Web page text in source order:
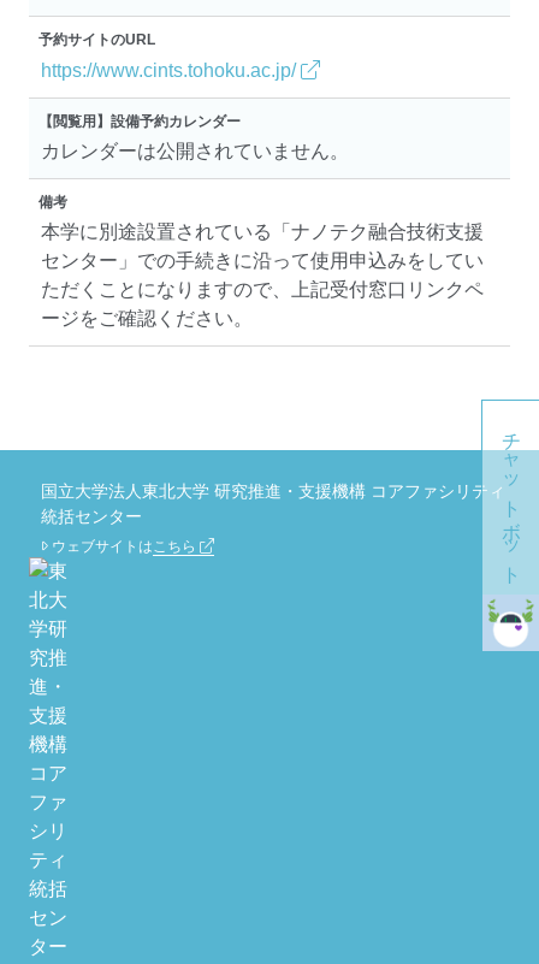
予約サイトのURL
https://www.cints.tohoku.ac.jp/
【閲覧用】設備予約カレンダー
カレンダーは公開されていません。
備考
本学に別途設置されている「ナノテク融合技術支援
センター」での手続きに沿って使用申込みをしてい
ただくことになりますので、上記受付窓口リンクペ
ージをご確認ください。
チャットボット
国立大学法人東北大学 研究推進・支援機構 コアファシリティ
統括センター
ウェブサイトはこちら